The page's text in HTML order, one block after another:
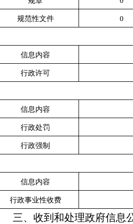
规范性文件 0
信息内容
行政许可
信息内容
行政处罚
行政强制
信息内容
行政事业性收费
三、 收到和处理政府信息